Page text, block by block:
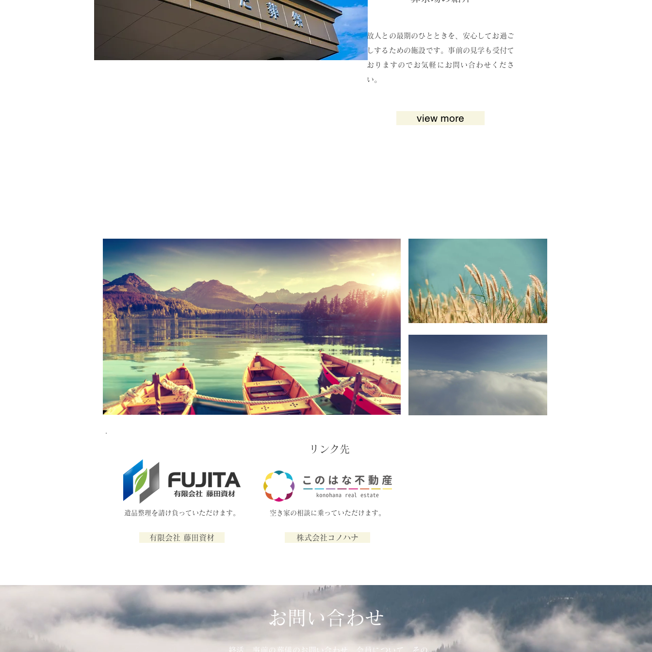
​故人との最期のひとときを、安心してお過ご
しするための施設です。事前の見学も受付て
おりますのでお気軽にお問い合わせくださ
い。
view more
リンク先
​遺品整理を請け負っていただけます。
有限会社 藤田資材
​空き家の相談に乗っていただけます。
株式会社コノハナ
お問い合わせ
終活、事前の葬儀のお問い合わせ、会員について、その